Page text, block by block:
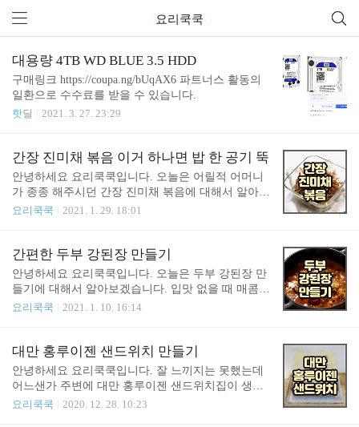
전체 글 (25)
요리쿡쿡
대용량 4TB WD BLUE 3.5 HDD
구매링크 https://coupa.ng/bUqAX6 파트너스 활동의
일환으로 수수료를 받을 수 있습니다.
핫딜
2021. 3. 27. 23:29
간장 진미채 볶음 이거 하나면 밥 한 공기 뚝
안녕하세요 요리쿡쿡입니다. 오늘은 어릴적 어머니
가 종종 해주시던 간장 진미채 볶음에 대해서 알아보
겠습니다. 매콤 진미채볶음도 좋은데 전 개인적으로
진미채 120g - 식용유 1큰술 - 다진마늘 1큰술 - 양조
간장 2큰술 - 미림 1 큰술 - 물엿 1 큰술 - 설탕 1 큰술
- 마요네즈 1 큰술 - 통께 1 큰술 오징어의 효능 오징
과 기력향상에 탁월한 효능이 있는것으로 알려져 있
니다. 또한 뇌건강에 좋다는 DHA와 EPA성분들이 풍
부하게 포함되어 있어 인지능력과 기억력등 뇌건강
에 도움을 준다고 합니다. 오징어에..
요리쿡쿡 2021. 1. 29. 18:01
간편한 두부 강된장 만들기
안녕하세요 요리쿡쿡입니다. 오늘은 두부 강된장 만
들기에 대해서 알아보겠습니다. 입맛 없을 때 매콤한
강된장에 밥비벼먹으면 입맛이 확 돌아와요. 단백하
- 멸치 다시마 육수 250ml - 된장 1.5 큰술 - 고춧가루
1/2 큰술 - 청양고추 1/2 개 - 홍고추 1/2 개 - 고추장 1.
5 큰술 - 다진마늘 1큰술 - 물엿 1/2 ~ 1큰술 - 식용유
분이 있어서 뼈골격을 강화시켜주는 역할을 하기 때
요리쿡쿡 2021. 1. 10. 16:14
대만 홍루이젠 샌드위치 만들기
안녕하세요 요리쿡쿡입니다. 잘 느끼지는 못했는데
어느샌가 주변에 대만 홍루이젠 샌드위치집이 생겼
더라구요. 전에는 그냥 샌드위치집인줄 알았는데 대
요리쿡쿡 2020. 12. 28. 10:23